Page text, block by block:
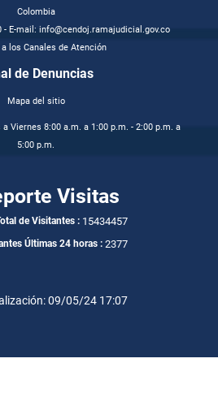
Colombia
- E-mail: info@cendoj.ramajudicial.gov.co
los Canales de Atención
de Denuncias
Mapa del sitio
Viernes 8:00 a.m. a 1:00 p.m. - 2:00 p.m. a
5:00 p.m.
Visitas
de Visitantes : 15434457
Últimas 24 horas : 2377
09/05/24 17:07